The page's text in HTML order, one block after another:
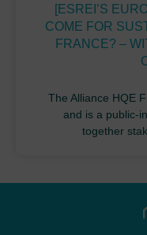
[ESREI’S
COME FOR
FRANCE? –
The Alliance HQE
and is a public-
together